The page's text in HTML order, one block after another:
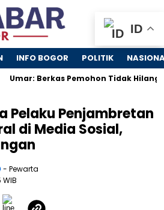
INFO BOGOR POLITIK
Berkas Pemohon Tidak Hilang
Pelaku Penjambretan
di Media Sosial,
- Pewarta
WIB
ID